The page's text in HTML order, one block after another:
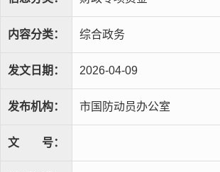
内容分类： 综合政务
发文日期： 2026-04-09
发布机构： 市国防动员办公室
文 号：